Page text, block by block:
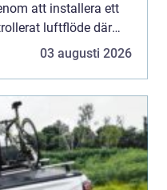
att installera ett
luftflöde där
03 augusti 2026